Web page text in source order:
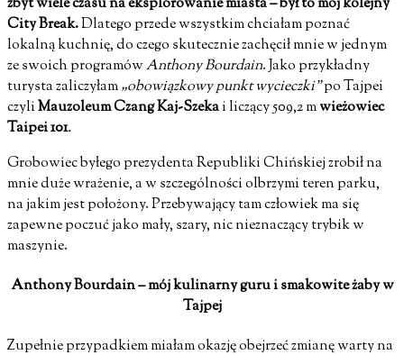
City Break.Dlatego przede wszystkim chciałam poznać
lokalną kuchnię, do czego skutecznie zachęcił mnie w jednym
ze swoich programówAnthony Bourdain. Jako przykładny
turysta zaliczyłam„obowiązkowy punkt wycieczki”po Tajpei
czyliMauzoleum Czang Kaj-Szekai liczący 509,2 mwieżowiec
Taipei 101.
Grobowiec byłego prezydenta Republiki Chińskiej zrobił na
mnie duże wrażenie, a w szczególności olbrzymi teren parku,
na jakim jest położony. Przebywający tam człowiek ma się
zapewne poczuć jako mały, szary, nic nieznaczący trybik w
maszynie.
Anthony Bourdain – mój kulinarny guru i smakowite żaby w
Tajpej
Zupełnie przypadkiem miałam okazję obejrzeć zmianę warty na